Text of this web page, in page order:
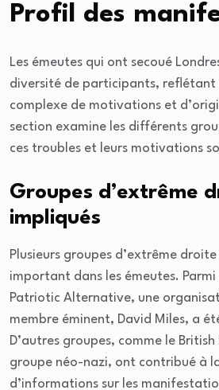
Profil des
Les émeutes qui ont secoué
diversité de participants, reflétant
complexe de motivations et
section examine les différents
ces troubles et leurs motivations
Groupes d’extrême
impliqués
Plusieurs groupes d’extrême
important dans les émeutes.
Patriotic Alternative, une
membre éminent, David Miles, a
D’autres groupes, comme le
groupe néo-nazi, ont contribué à
d’informations sur les